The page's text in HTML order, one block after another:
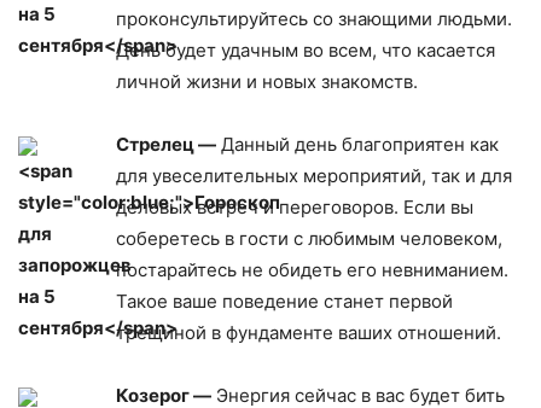
проконсультируйтесь со знающими людьми.
День будет удачным во всем, что касается
личной жизни и новых знакомств.
Стрелец — Данный день благоприятен как
для увеселительных мероприятий, так и для
деловых встреч и переговоров. Если вы
соберетесь в гости с любимым человеком,
постарайтесь не обидеть его невниманием.
Такое ваше поведение станет первой
трещиной в фундаменте ваших отношений.
Козерог — Энергия сейчас в вас будет бить